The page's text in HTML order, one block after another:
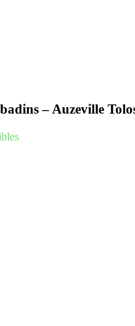
– Auzeville